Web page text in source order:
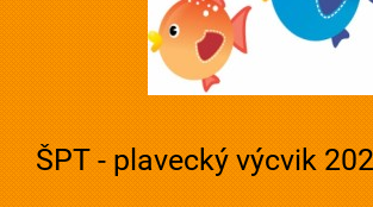
ŠPT - plavecký výcvik